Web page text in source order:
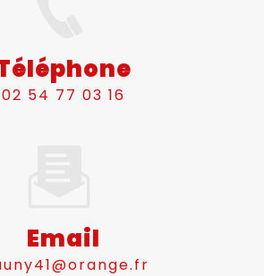
02 54 77 03 16
Email